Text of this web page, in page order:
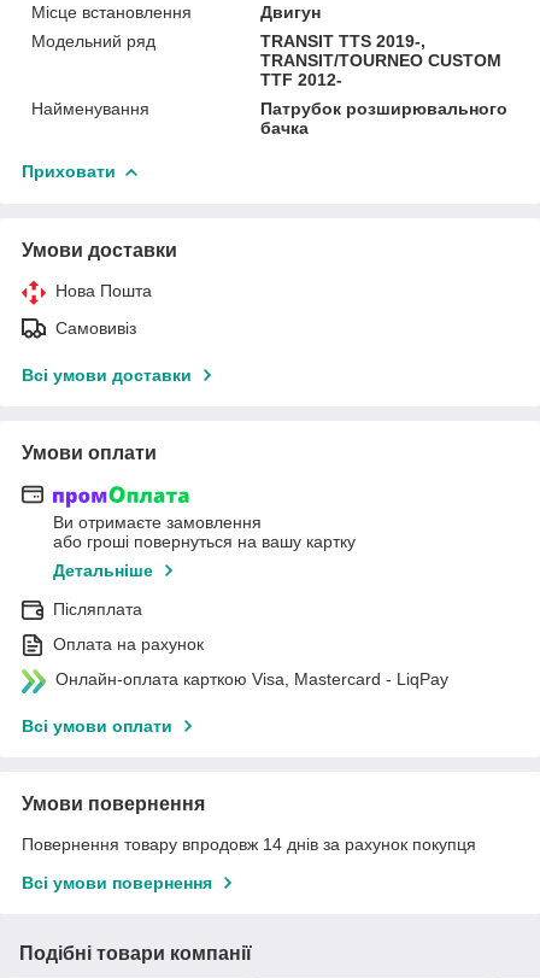
Місце встановлення
Двигун
Модельний ряд
TRANSIT TTS 2019-,
TRANSIT/TOURNEO CUSTOM
TTF 2012-
Найменування
Патрубок розширювального
бачка
Приховати
Умови доставки
Нова Пошта
Самовивіз
Всі умови доставки
Умови оплати
Ви отримаєте замовлення
або гроші повернуться на вашу картку
Детальніше
Післяплата
Оплата на рахунок
Онлайн-оплата карткою Visa, Mastercard - LiqPay
Всі умови оплати
Умови повернення
Повернення товару впродовж 14 днів за рахунок покупця
Всі умови повернення
Подібні товари компанії